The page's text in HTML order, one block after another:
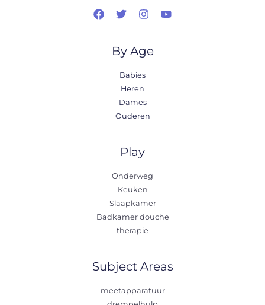
By Age
Babies
Heren
Dames
Ouderen
Play
Onderweg
Keuken
Slaapkamer
Badkamer douche
therapie
Subject Areas
meetapparatuur